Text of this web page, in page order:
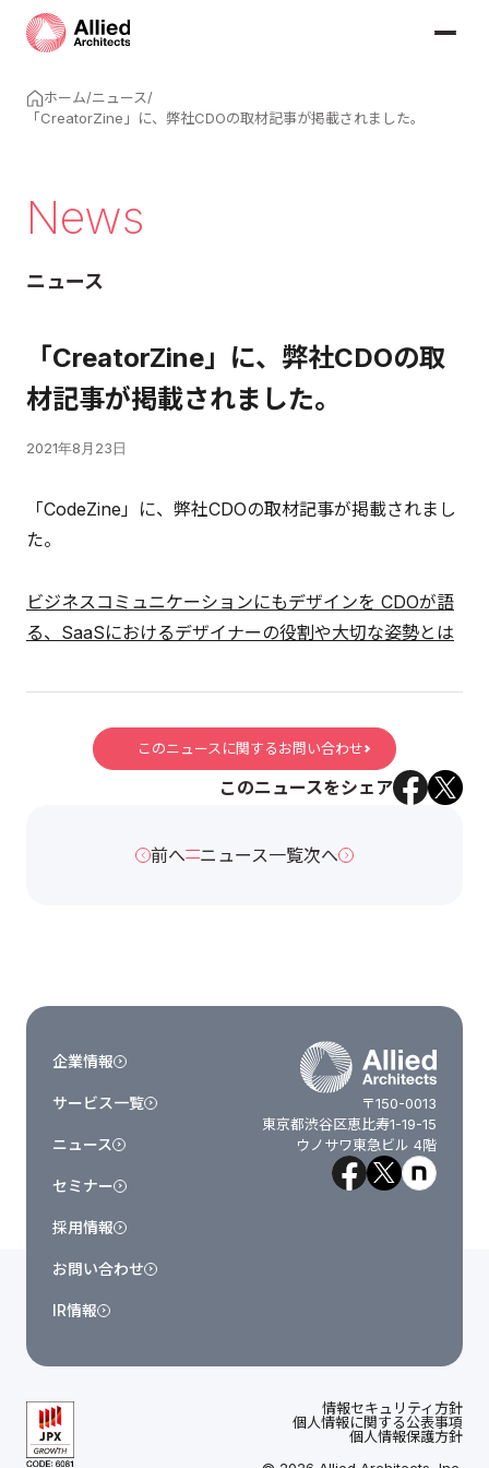
ホーム/ニュース/
「CreatorZine」に、弊社CDOの取材記事が掲載されました。
News
ニュース
「CreatorZine」に、弊社CDOの取
材記事が掲載されました。
2021年8月23日
「CodeZine」に、弊社CDOの取材記事が掲載されまし
た。
ビジネスコミュニケーションにもデザインを CDOが語
る、SaaSにおけるデザイナーの役割や大切な姿勢とは
このニュースに関するお問い合わせ
このニュースをシェア
前へ ニュース一覧次へ
〒150-0013
東京都渋谷区恵比寿1-19-15
ウノサワ東急ビル 4階
企業情報
サービス一覧
ニュース
セミナー
採用情報
お問い合わせ
IR情報
情報セキュリティ方針
個人情報に関する公表事項
個人情報保護方針